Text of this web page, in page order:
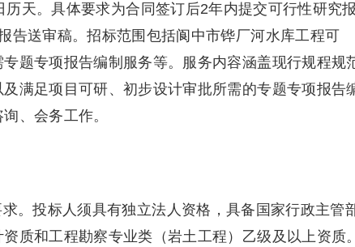
天。具体要求为合同签订后2年内提交可行性研究报
告送审稿。招标范围包括阆中市铧厂河水库工程可
题专项报告编制服务等。服务内容涵盖现行规程规
满足项目可研、初步设计审批所需的专题专项报告
、会务工作。
。投标人须具有独立法人资格，具备国家行政主管
质和工程勘察专业类（岩土工程）乙级及以上资质。